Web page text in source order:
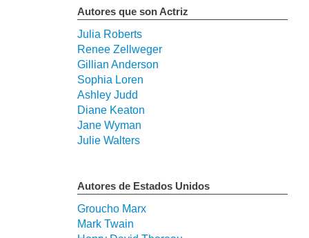
Autores que son Actriz
Julia Roberts
Renee Zellweger
Gillian Anderson
Sophia Loren
Ashley Judd
Diane Keaton
Jane Wyman
Julie Walters
Autores de Estados Unidos
Groucho Marx
Mark Twain